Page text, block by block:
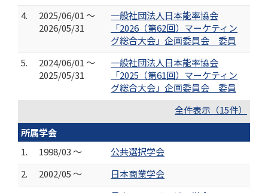
4.
2025/06/01 ～
2026/05/31
一般社団法人日本能率協会
「2026（第62回）マーケティン
グ総合大会」企画委員会 委員
5.
2024/06/01 ～
2025/05/31
一般社団法人日本能率協会
「2025（第61回）マーケティン
グ総合大会」企画委員会 委員
全件表示（15件）
所属学会
1.
1998/03 ～
公共選択学会
2.
2002/05 ～
日本商業学会